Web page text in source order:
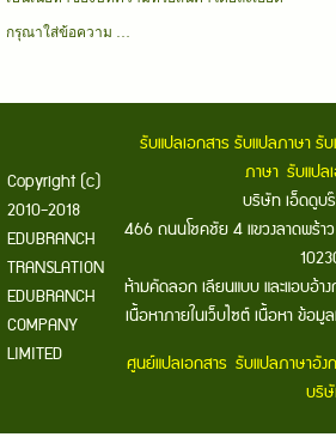
กรุณาใส่ข้อความ …
Copyright (c)
2010-2018
EDUBRANCH
TRANSLATION
EDUBRANCH
COMPANY
LIMITED
รับแปลเอกสารรับแปลภาษารั
ภาษา รับแปล
บริษัท เอ็ดดูบ
466 ถนนโชคชัย 4 แขวงลาดพร้า
ห้ามคัดลอก เลียนแบบ และแอบอ้าง
เนื้อหาภายในเว็บไซต์ เนื้อหา ข้อ
ศูนย์แปลเอกสาร รับแปลภาษาอั
บริ